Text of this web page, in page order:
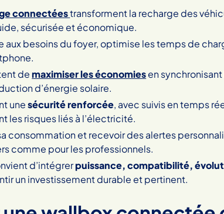
connectéestransforment la recharge des
sécurisée et économique.
aux besoins du foyer, optimise les temps de
demaximiser les économiesen
d’énergie solaire.
unesécurité renforcée, avec suivis en temps
les risques liés à l’électricité.
consommation et recevoir des alertes
comme pour les professionnels.
d’intégrerpuissance, compatibilité,
un investissement durable et pertinent.